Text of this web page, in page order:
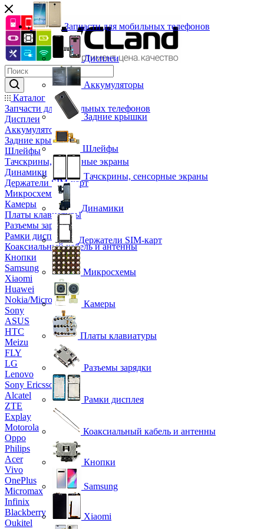
Каталог
Запчасти для мобильных телефонов
Дисплеи
Аккумуляторы
Задние крышки
Шлейфы
Тачскрины, сенсорные экраны
Динамики
Держатели SIM-карт
Микросхемы
Камеры
Платы клавиатуры
Разъемы зарядки
Рамки дисплея
Коаксиальный кабель и антенны
Кнопки
Samsung
Xiaomi
Huawei
Nokia/Microsoft
Sony
ASUS
HTC
Meizu
FLY
LG
Lenovo
Sony Ericsson
Alcatel
ZTE
Explay
Motorola
Oppo
Philips
Acer
Vivo
OnePlus
Micromax
Infinix
Blackberry
Oukitel
Запчасти для мобильных телефонов
Дисплеи
Аккумуляторы
Задние крышки
Шлейфы
Тачскрины, сенсорные экраны
Динамики
Держатели SIM-карт
Микросхемы
Камеры
Платы клавиатуры
Разъемы зарядки
Рамки дисплея
Коаксиальный кабель и антенны
Кнопки
Samsung
Xiaomi